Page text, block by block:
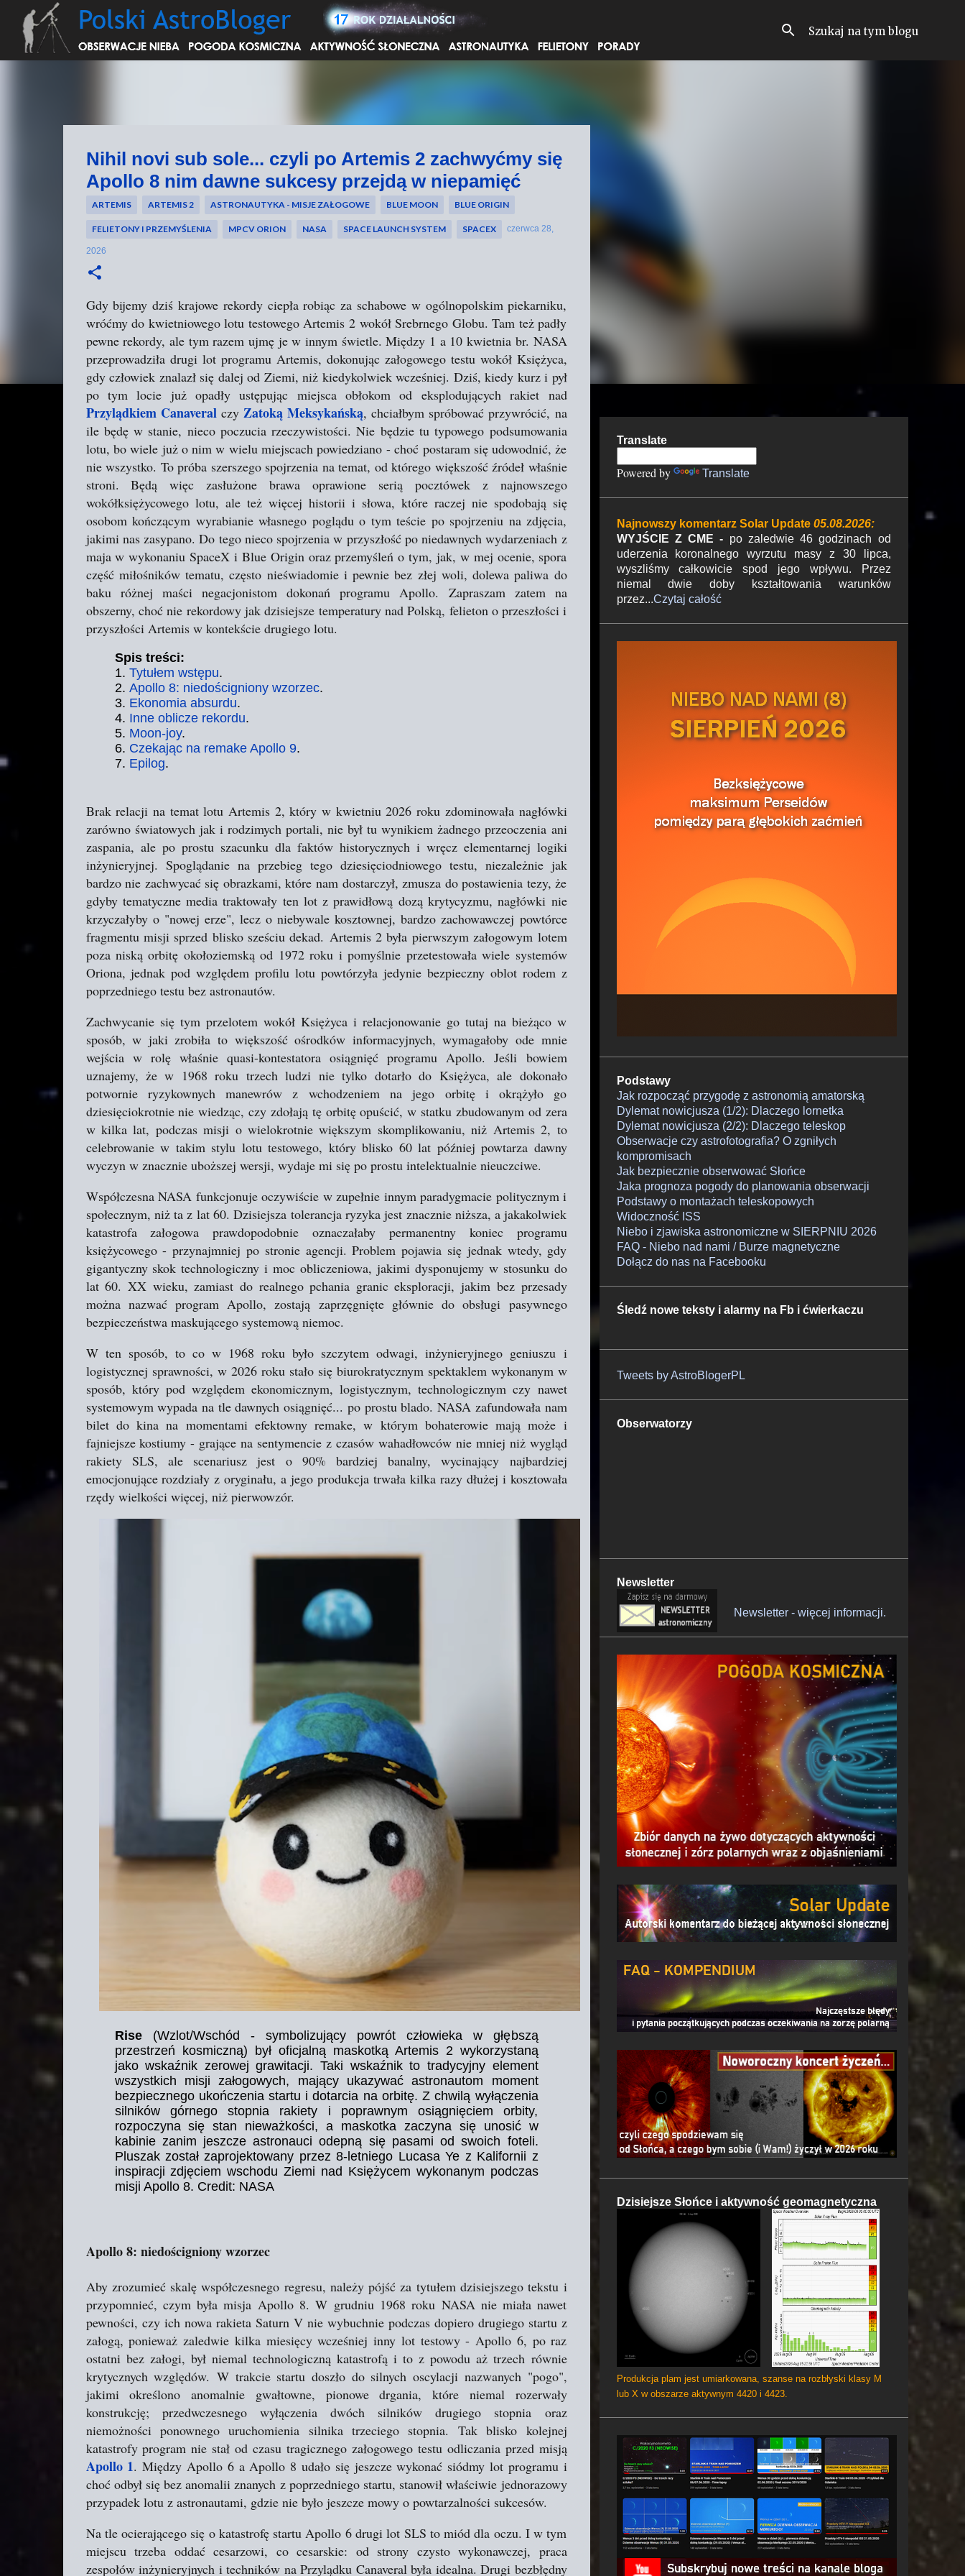
Przejdź do głównej zawartości
Nihil novi sub sole... czyli po Artemis 2 zachwyćmy się
Apollo 8 nim dawne sukcesy przejdą w niepamięć
ARTEMIS ARTEMIS 2 ASTRONAUTYKA - MISJE ZAŁOGOWE BLUE MOON BLUE ORIGIN
FELIETONY I PRZEMYŚLENIA MPCV ORION NASA SPACE LAUNCH SYSTEM SPACEX czerwca 28,
2026
Gdy bijemy dziś krajowe rekordy ciepła robiąc za schabowe w ogólnopolskim piekarniku,
wróćmy do kwietniowego lotu testowego Artemis 2 wokół Srebrnego Globu. Tam też padły
pewne rekordy, ale tym razem ujmę je w innym świetle. Między 1 a 10 kwietnia br. NASA
przeprowadziła drugi lot programu Artemis, dokonując załogowego testu wokół Księżyca,
gdy człowiek znalazł się dalej od Ziemi, niż kiedykolwiek wcześniej. Dziś, kiedy kurz i pył
po tym locie już opadły ustępując miejsca obłokom od eksplodujących rakiet nad
Przylądkiem Canaveralczy Zatoką Meksykańską, chciałbym spróbować przywrócić, na
ile będę w stanie, nieco poczucia rzeczywistości. Nie będzie tu typowego podsumowania
lotu, bo wiele już o nim w wielu miejscach powiedziano - choć postaram się udowodnić, że
nie wszystko. To próba szerszego spojrzenia na temat, od którego większość źródeł właśnie
stroni. Będą więc zasłużone brawa oprawione serią pocztówek z najnowszego
wokółksiężycowego lotu, ale też więcej historii i słowa, które raczej nie spodobają się
osobom kończącym wyrabianie własnego poglądu o tym teście po spojrzeniu na zdjęcia,
jakimi nas zasypano. Do tego nieco spojrzenia w przyszłość po niedawnych wydarzeniach z
maja w wykonaniu SpaceX i Blue Origin oraz przemyśleń o tym, jak, w mej ocenie, spora
część miłośników tematu, często nieświadomie i pewnie bez złej woli, dolewa paliwa do
baku różnej maści negacjonistom dokonań programu Apollo. Zapraszam zatem na
obszerny, choć nie rekordowy jak dzisiejsze temperatury nad Polską, felieton o przeszłości i
przyszłości Artemis w kontekście drugiego lotu.
Spis treści:
1. Tytułem wstępu.
2. Apollo 8: niedościgniony wzorzec.
3. Ekonomia absurdu.
4. Inne oblicze rekordu.
5. Moon-joy.
6. Czekając na remake Apollo 9.
7. Epilog.
Brak relacji na temat lotu Artemis 2, który w kwietniu 2026 roku zdominowała nagłówki
zarówno światowych jak i rodzimych portali, nie był tu wynikiem żadnego przeoczenia ani
zaspania, ale po prostu szacunku dla faktów historycznych i wręcz elementarnej logiki
inżynieryjnej. Spoglądanie na przebieg tego dziesięciodniowego testu, niezależnie jak
bardzo nie zachwycać się obrazkami, które nam dostarczył, zmusza do postawienia tezy, że
gdyby tematyczne media traktowały ten lot z prawidłową dozą krytycyzmu, nagłówki nie
krzyczałyby o "nowej erze", lecz o niebywale kosztownej, bardzo zachowawczej powtórce
fragmentu misji sprzed blisko sześciu dekad. Artemis 2 była pierwszym załogowym lotem
poza niską orbitę okołoziemską od 1972 roku i pomyślnie przetestowała wiele systemów
Oriona, jednak pod względem profilu lotu powtórzyła jedynie bezpieczny oblot rodem z
poprzedniego testu bez astronautów.
Zachwycanie się tym przelotem wokół Księżyca i relacjonowanie go tutaj na bieżąco w
sposób, w jaki zrobiła to większość ośrodków informacyjnych, wymagałoby ode mnie
wejścia w rolę właśnie quasi-kontestatora osiągnięć programu Apollo. Jeśli bowiem
uznajemy, że w 1968 roku trzech ludzi nie tylko dotarło do Księżyca, ale dokonało
potwornie ryzykownych manewrów z wchodzeniem na jego orbitę i okrążyło go
dziesięciokrotnie nie wiedząc, czy zdołają tę orbitę opuścić, w statku zbudowanym od zera
w kilka lat, podczas misji o wielokrotnie większym skomplikowaniu, niż Artemis 2, to
celebrowanie w takim stylu lotu testowego, który blisko 60 lat później powtarza dawny
wyczyn w znacznie uboższej wersji, wydaje mi się po prostu intelektualnie nieuczciwe.
Współczesna NASA funkcjonuje oczywiście w zupełnie innym paradygmacie politycznym i
społecznym, niż ta z lat 60. Dzisiejsza tolerancja ryzyka jest znacznie niższa, a jakakolwiek
katastrofa załogowa prawdopodobnie oznaczałaby permanentny koniec programu
księżycowego - przynajmniej po stronie agencji. Problem pojawia się jednak wtedy, gdy
gigantyczny skok technologiczny i moc obliczeniowa, jakimi dysponujemy w stosunku do
lat 60. XX wieku, zamiast do realnego pchania granic eksploracji, jakim bez przesady
można nazwać program Apollo, zostają zaprzęgnięte głównie do obsługi pasywnego
bezpieczeństwa maskującego systemową niemoc.
W ten sposób, to co w 1968 roku było szczytem odwagi, inżynieryjnego geniuszu i
logistycznej sprawności, w 2026 roku stało się biurokratycznym spektaklem wykonanym w
sposób, który pod względem ekonomicznym, logistycznym, technologicznym czy nawet
systemowym wypada na tle dawnych osiągnięć... po prostu blado. NASA zafundowała nam
bilet do kina na momentami efektowny remake, w którym bohaterowie mają może i
fajniejsze kostiumy - grające na sentymencie z czasów wahadłowców nie mniej niż wygląd
rakiety SLS, ale scenariusz jest o 90% bardziej banalny, wycinający najbardziej
emocjonujące rozdziały z oryginału, a jego produkcja trwała kilka razy dłużej i kosztowała
rzędy wielkości więcej, niż pierwowzór.
Rise(Wzlot/Wschód - symbolizujący powrót człowieka w głębszą
przestrzeń kosmiczną) był oficjalną maskotką Artemis 2 wykorzystaną
jako wskaźnik zerowej grawitacji. Taki wskaźnik to tradycyjny element
wszystkich misji załogowych, mający ukazywać astronautom moment
bezpiecznego ukończenia startu i dotarcia na orbitę. Z chwilą wyłączenia
silników górnego stopnia rakiety i poprawnym osiągnięciem orbity,
rozpoczyna się stan nieważkości, a maskotka zaczyna się unosić w
kabinie zanim jeszcze astronauci odepną się pasami od swoich foteli.
Pluszak został zaprojektowany przez 8-letniego Lucasa Ye z Kalifornii z
inspiracji zdjęciem wschodu Ziemi nad Księżycem wykonanym podczas
misji Apollo 8. Credit: NASA
Apollo 8: niedościgniony wzorzec
Aby zrozumieć skalę współczesnego regresu, należy pójść za tytułem dzisiejszego tekstu i
przypomnieć, czym była misja Apollo 8. W grudniu 1968 roku NASA nie miała nawet
pewności, czy ich nowa rakieta Saturn V nie wybuchnie podczas dopiero drugiego startu z
załogą, ponieważ zaledwie kilka miesięcy wcześniej inny lot testowy - Apollo 6, po raz
ostatni bez załogi, był niemal technologiczną katastrofą i to z powodu aż trzech równie
krytycznych względów. W trakcie startu doszło do silnych oscylacji nazwanych "pogo",
jakimi określono anomalnie gwałtowne, pionowe drgania, które niemal rozerwały
konstrukcję; przedwczesnego wyłączenia dwóch silników drugiego stopnia oraz
niemożności ponownego uruchomienia silnika trzeciego stopnia. Tak blisko kolejnej
katastrofy program nie stał od czasu tragicznego załogowego testu odliczania przed misją
Apollo 1. Między Apollo 6 a Apollo 8 udało się jeszcze wykonać siódmy lot programu i
choć odbył się bez anomalii znanych z poprzedniego startu, stanowił właściwie jednorazowy
przypadek lotu z astronautami, gdzie nie było jeszcze mowy o powtarzalności sukcesów.
Na tle ocierającego się o katastrofę startu Apollo 6 drugi lot SLS to miód dla oczu. I w tym
miejscu trzeba oddać cesarzowi, co cesarskie: od strony czysto wykonawczej, praca
zespołów inżynieryjnych i techników na Przylądku Canaveral była idealna. Drugi bezbłędny
Translate
Powered by Translate
Najnowszy komentarz Solar Update05.08.2026:
WYJŚCIE Z CME - po zaledwie 46 godzinach od
uderzenia koronalnego wyrzutu masy z 30 lipca,
wyszliśmy całkowicie spod jego wpływu. Przez
niemal dwie doby kształtowania warunków
przez...Czytaj całość
Podstawy
Jak rozpocząć przygodę z astronomią amatorską
Dylemat nowicjusza (1/2): Dlaczego lornetka
Dylemat nowicjusza (2/2): Dlaczego teleskop
Obserwacje czy astrofotografia? O zgniłych
kompromisach
Jak bezpiecznie obserwować Słońce
Jaka prognoza pogody do planowania obserwacji
Podstawy o montażach teleskopowych
Widoczność ISS
Niebo i zjawiska astronomiczne w SIERPNIU 2026
FAQ - Niebo nad nami / Burze magnetyczne
Dołącz do nas na Facebooku
Śledź nowe teksty i alarmy na Fb i ćwierkaczu
Tweets by AstroBlogerPL
Obserwatorzy
Newsletter
Newsletter - więcej informacji.
Dzisiejsze Słońce i aktywność geomagnetyczna
Produkcja plam jest umiarkowana, szanse na rozbłyski klasy M
lub X w obszarze aktywnym 4420 i 4423.